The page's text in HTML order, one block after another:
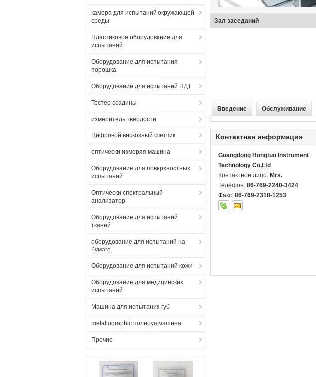
камера для испытаний окружающей
среды
Пластиковое оборудование для
испытаний
Оборудование для испытания
порошка
Оборудование для испытаний НДТ
Тестер ссадины
измеритель твердости
Цифровой вискозный счетчик
оптически измеряя машина
Оборудование для поверхностных
испытаний
Оптически спектральный
анализатор
Оборудование для испытаний
тканей
оборудование для испытаний на
бумаге
Оборудование для испытаний кожи
Оборудование для медицинских
испытаний
Машина для испытания губ
metallographic полируя машина
Прочие
посещение
Введение Обслуживание
Контактная информация
Guangdong Hongtuo Instrument
Technology Co,Ltd
Контактное лицо: Mrs.
Телефон: 86-769-2240-3424
Факс: 86-769-2318-1253